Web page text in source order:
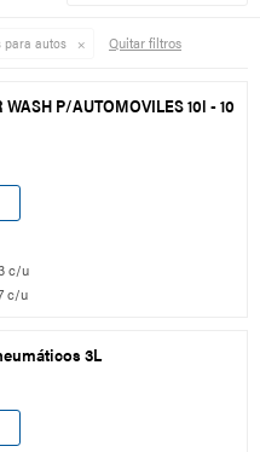
para autos Quitar filtros
P/AUTOMOVILES 10l - 10
c/u
c/u
3L